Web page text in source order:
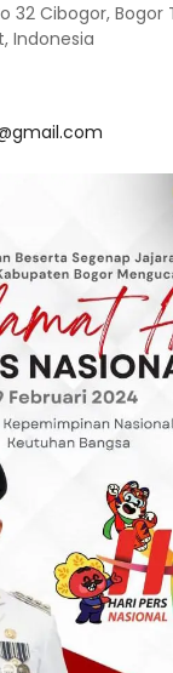
32 Cibogor, Bogor
Indonesia